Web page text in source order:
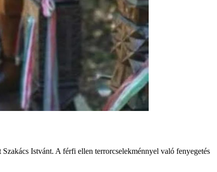
Istvánt. A férfi ellen terrorcselekménnyel való fenyegetés